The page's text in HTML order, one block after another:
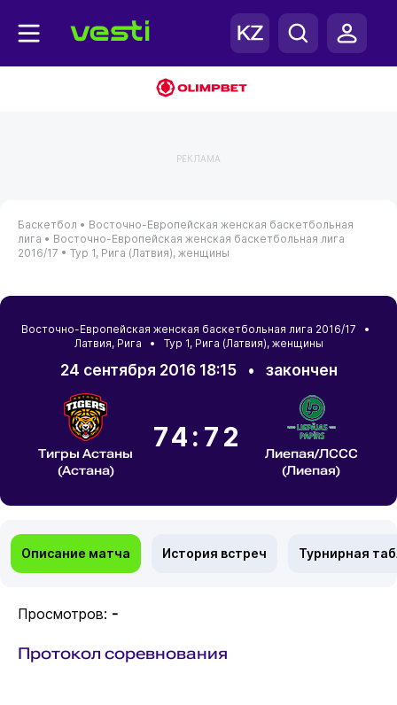
РЕКЛАМА
Баскетбол • Восточно-Европейская женская баскетбольная
лига • Восточно-Европейская женская баскетбольная лига
2016/17 • Тур 1, Рига (Латвия), женщины
Восточно-Европейская женская баскетбольная лига 2016/17 •
Латвия, Рига • Тур 1, Рига (Латвия), женщины
24 сентября 2016 18:15• закончен
Тигры Астаны
(Астана)
74:72
Лиепая/ЛССС
(Лиепая)
Описание матча История встреч Турнирная
Просмотров: -
Протокол соревнования